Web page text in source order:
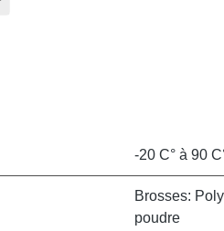
-20 C° à 90
Brosses:
poudre